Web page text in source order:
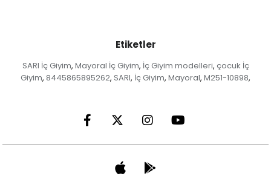
Etiketler
SARI İç Giyim, Mayoral İç Giyim, İç Giyim modelleri, çocuk İç
Giyim, 8445865895262, SARI, İç Giyim, Mayoral, M251-10898,